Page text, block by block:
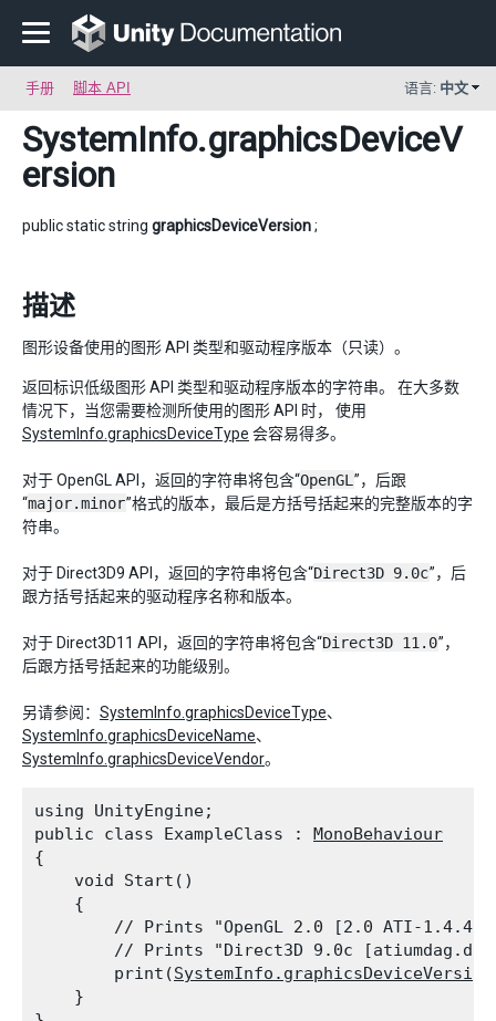
手册 脚本 API 语言: 中文
SystemInfo.graphicsDeviceV
ersion
public static string graphicsDeviceVersion;
描述
图形设备使用的图形 API 类型和驱动程序版本（只读）。
返回标识低级图形 API 类型和驱动程序版本的字符串。 在大多数
情况下，当您需要检测所使用的图形 API 时， 使用
SystemInfo.graphicsDeviceType 会容易得多。
对于 OpenGL API，返回的字符串将包含“OpenGL ”，后跟
“major.minor”格式的版本，最后是方括号括起来的完整版本的字
符串。
对于 Direct3D9 API，返回的字符串将包含“Direct3D 9.0c”，后
跟方括号括起来的驱动程序名称和版本。
对于 Direct3D11 API，返回的字符串将包含“Direct3D 11.0”，
后跟方括号括起来的功能级别。
另请参阅： SystemInfo.graphicsDeviceType、
SystemInfo.graphicsDeviceName、
SystemInfo.graphicsDeviceVendor。
using UnityEngine;
public class ExampleClass : MonoBehaviour
{
    void Start()
    {
// Prints "OpenGL 2.0 [2.0 ATI-
// Prints "Direct3D 9.0c
        print(
SystemInfo.graphicsDeviceVersion
    }